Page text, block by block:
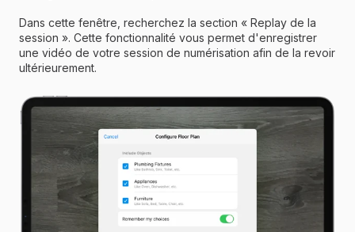
Dans cette fenêtre, recherchez la section « Replay de la
session ». Cette fonctionnalité vous permet d'enregistrer
une vidéo de votre session de numérisation afin de la revoir
ultérieurement.